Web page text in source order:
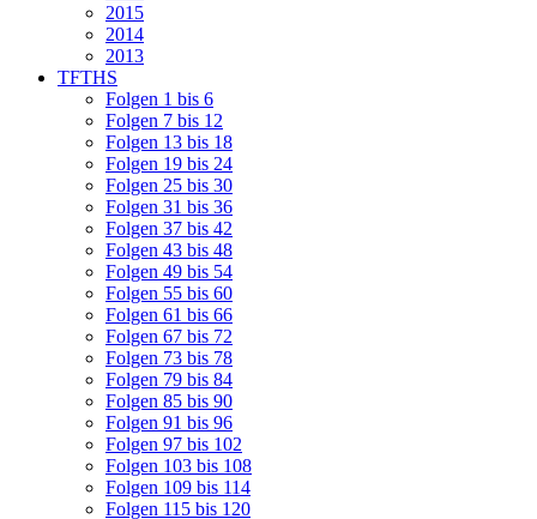
2015
2014
2013
TFTHS
Folgen 1 bis 6
Folgen 7 bis 12
Folgen 13 bis 18
Folgen 19 bis 24
Folgen 25 bis 30
Folgen 31 bis 36
Folgen 37 bis 42
Folgen 43 bis 48
Folgen 49 bis 54
Folgen 55 bis 60
Folgen 61 bis 66
Folgen 67 bis 72
Folgen 73 bis 78
Folgen 79 bis 84
Folgen 85 bis 90
Folgen 91 bis 96
Folgen 97 bis 102
Folgen 103 bis 108
Folgen 109 bis 114
Folgen 115 bis 120